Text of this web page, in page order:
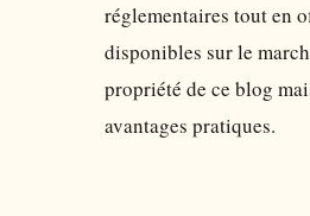
réglementaires tout en
disponibles sur le
propriété de ce blog
avantages pratiques.